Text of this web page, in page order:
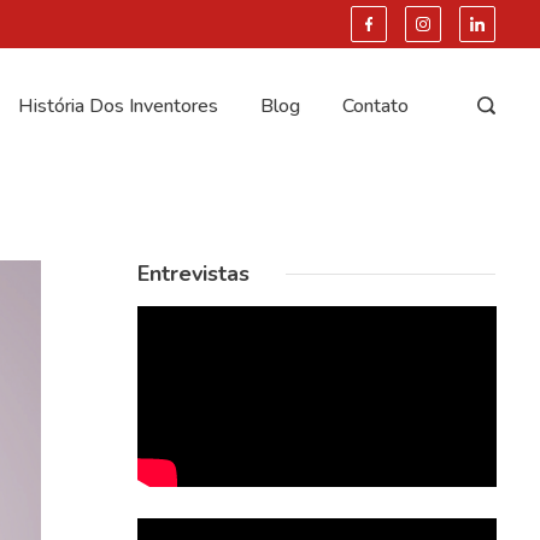
História Dos Inventores Blog Contato
Entrevistas